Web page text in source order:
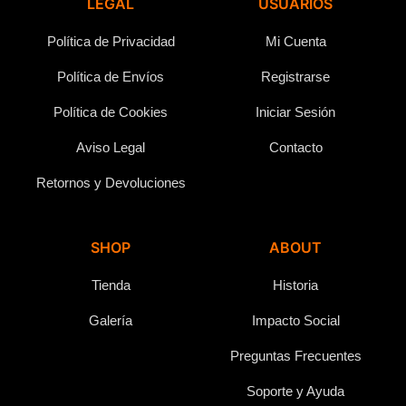
LEGAL
Política de Privacidad
Política de Envíos
Política de Cookies
Aviso Legal
Retornos y Devoluciones
USUARIOS
Mi Cuenta
Registrarse
Iniciar Sesión
Contacto
SHOP
Tienda
Galería
ABOUT
Historia
Impacto Social
Preguntas Frecuentes
Soporte y Ayuda